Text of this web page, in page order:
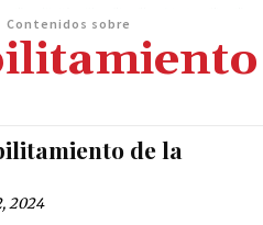
Contenidos sobre
de la
2024